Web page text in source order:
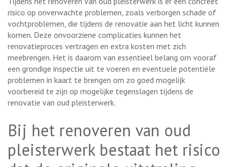
risico op onverwachte problemen, zoals verborgen schade of
vochtproblemen, die tijdens de renovatie aan het licht kunnen
komen. Deze onvoorziene complicaties kunnen het
renovatieproces vertragen en extra kosten met zich
meebrengen. Het is daarom van essentieel belang om vooraf
een grondige inspectie uit te voeren en eventuele potentiële
problemen in kaart te brengen om zo goed mogelijk
voorbereid te zijn op mogelijke tegenslagen tijdens de
renovatie van oud pleisterwerk.
Bij het renoveren van oud
pleisterwerk bestaat het risico